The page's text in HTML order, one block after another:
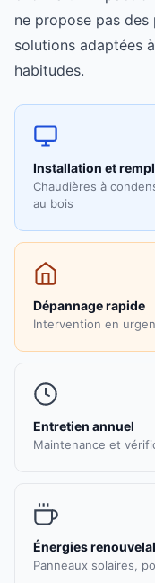
ne propose pas
solutions adaptées
habitudes.
Installation et
Chaudières à
au bois
Dépannage rapide
Intervention en
Entretien annuel
Maintenance et
Énergies
Panneaux solaires,